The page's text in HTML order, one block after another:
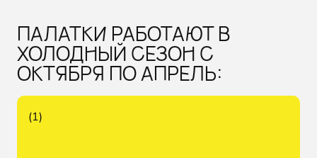
ПАЛАТКИ РАБОТАЮТ В
ХОЛОДНЫЙ СЕЗОН С
ОКТЯБРЯ ПО АПРЕЛЬ:
(1)